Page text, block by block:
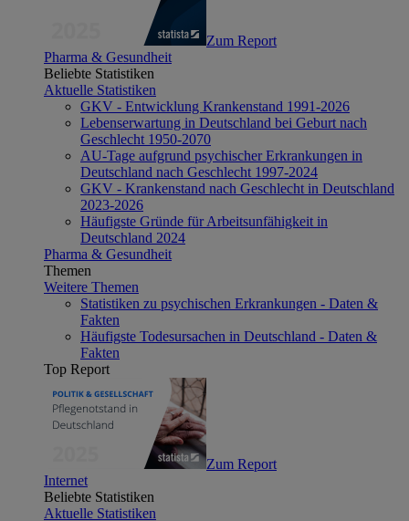
Zum Report
Pharma & Gesundheit
Beliebte Statistiken
Aktuelle Statistiken
GKV - Entwicklung Krankenstand 1991-2026
Lebenserwartung in Deutschland bei Geburt nach
Geschlecht 1950-2070
AU-Tage aufgrund psychischer Erkrankungen in
Deutschland nach Geschlecht 1997-2024
GKV - Krankenstand nach Geschlecht in Deutschland
2023-2026
Häufigste Gründe für Arbeitsunfähigkeit in
Deutschland 2024
Pharma & Gesundheit
Themen
Weitere Themen
Statistiken zu psychischen Erkrankungen - Daten &
Fakten
Häufigste Todesursachen in Deutschland - Daten &
Fakten
Top Report
Zum Report
Internet
Beliebte Statistiken
Aktuelle Statistiken